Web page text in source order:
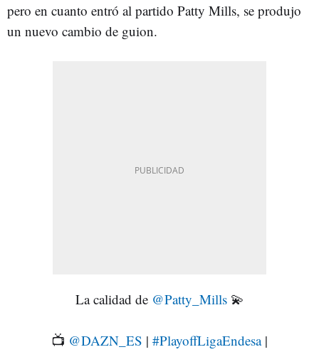
pero en cuanto entró al partido Patty Mills, se produjo
un nuevo cambio de guion.
La calidad de @Patty_Mills💫
📺 @DAZN_ES | #PlayoffLigaEndesa|